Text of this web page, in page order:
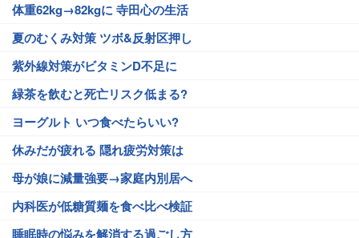
体重62kg→82kgに 寺田心の生活
夏のむくみ対策 ツボ&反射区押し
紫外線対策がビタミンD不足に
緑茶を飲むと死亡リスク低まる?
ヨーグルト いつ食べたらいい?
休みだが疲れる 隠れ疲労対策は
母が娘に減量強要→家庭内別居へ
内科医が低糖質麺を食べ比べ検証
睡眠時の悩みを解消する過ごし方